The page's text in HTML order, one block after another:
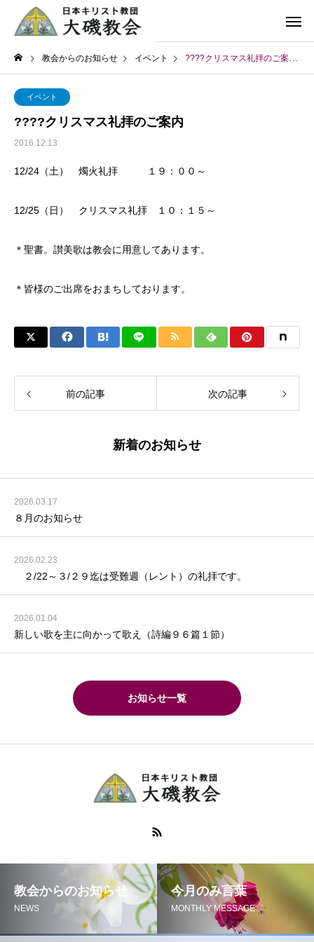
教会からのお知らせ イベント ????クリスマス礼拝のご案内
イベント
????クリスマス礼拝のご案内
2016.12.13
12/24（土） 燭火礼拝 １９：００～
12/25（日） クリスマス礼拝 １０：１５～
＊聖書。讃美歌は教会に用意してあります。
＊皆様のご出席をおまちしております。
前の記事 次の記事
新着のお知らせ
2026.03.17
８月のお知らせ
2026.02.23
２/22～３/２９迄は受難週（レント）の礼拝です。
2026.01.04
新しい歌を主に向かって歌え（詩編９６篇１節）
お知らせ一覧
教会からのお知らせ
NEWS
今月のみ言葉
MONTHLY MESSAGE